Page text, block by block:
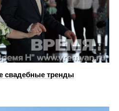
свадебные тренды